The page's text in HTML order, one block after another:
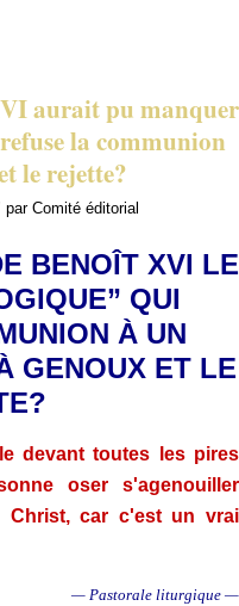
aurait pu manquer
la communion
le rejette?
par Comité éditorial
BENOÎT XVI LE
QUI
À UN
GENOUX ET LE
devant toutes les pires
oser s'agenouiller
Christ, car c'est un vrai
— Pastorale liturgique —